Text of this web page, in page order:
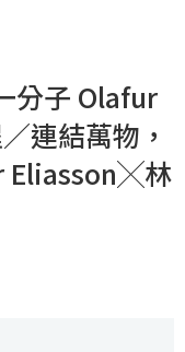
分子 Olafur
連結萬物，
Eliasson╳林